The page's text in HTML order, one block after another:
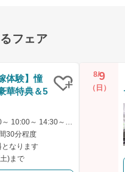
フェア
体験】憧
華特典＆5
30分程度
なります
)まで
8/9
（日）